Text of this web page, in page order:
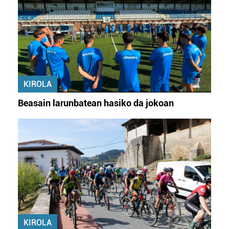
KIROLA
Beasain larunbatean hasiko da jokoan
KIROLA